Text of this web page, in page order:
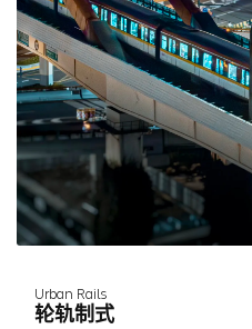
Urban Rails
轮轨制式